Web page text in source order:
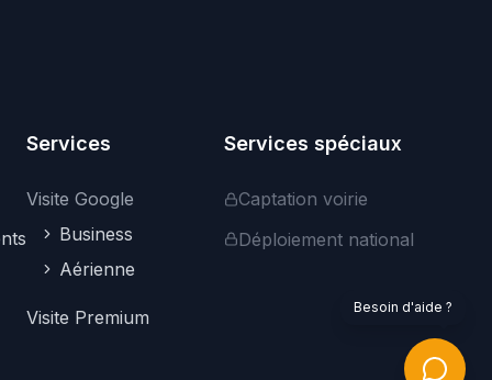
Services
Visite Google
Business
Aérienne
Visite Premium
Services spéciaux
Captation voirie
Déploiement national
Google Street View
Besoin d'aide ?